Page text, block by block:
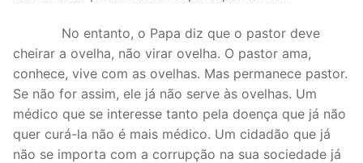
No entanto, o Papa diz que o pastor deve
cheirar a ovelha, não virar ovelha. O pastor ama,
conhece, vive com as ovelhas. Mas permanece pastor.
Se não for assim, ele já não serve às ovelhas. Um
médico que se interesse tanto pela doença que já não
quer curá-la não é mais médico. Um cidadão que já
não se importa com a corrupção na sua sociedade já